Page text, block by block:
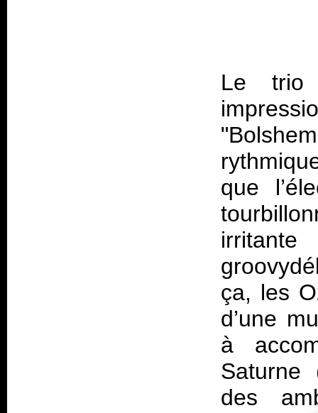
Le trio
que
ça, les
d’une
à
Saturne
des